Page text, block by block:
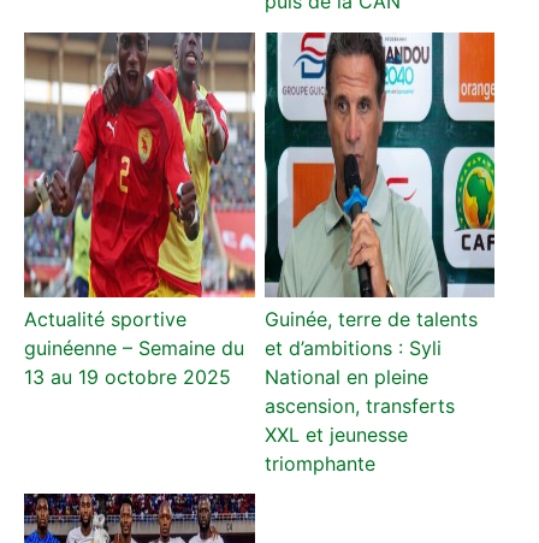
Actualité sportive
guinéenne – Semaine du
13 au 19 octobre 2025
Guinée, terre de talents
et d’ambitions : Syli
National en pleine
ascension, transferts
XXL et jeunesse
triomphante